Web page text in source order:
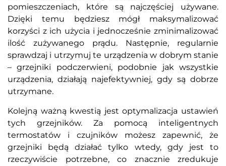
pomieszczeniach, które są najczęściej używane.
Dzięki temu będziesz mógł maksymalizować
korzyści z ich użycia i jednocześnie zminimalizować
ilość zużywanego prądu. Następnie, regularnie
sprawdzaj i utrzymuj te urządzenia w dobrym stanie
– grzejniki podczerwieni, podobnie jak wszystkie
urządzenia, działają najefektywniej, gdy są dobrze
utrzymane.
Kolejną ważną kwestią jest optymalizacja ustawień
tych grzejników. Za pomocą inteligentnych
termostatów i czujników możesz zapewnić, że
grzejniki będą działać tylko wtedy, gdy jest to
rzeczywiście potrzebne, co znacznie zredukuje